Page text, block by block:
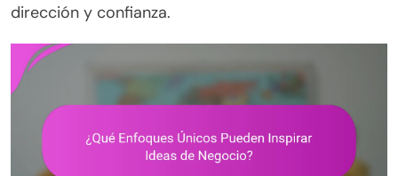
dirección y confianza.